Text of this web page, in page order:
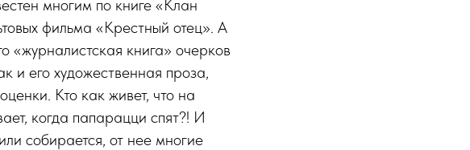
многим по книге «Клан
фильма «Крестный отец». А
«журналистская книга» очерков
и его художественная проза,
Кто как живет, что на
когда папарацци спят?! И
собирается, от нее многие